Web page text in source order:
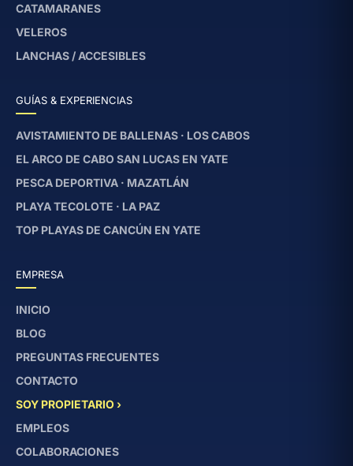
CATAMARANES
VELEROS
LANCHAS / ACCESIBLES
GUÍAS & EXPERIENCIAS
AVISTAMIENTO DE BALLENAS · LOS CABOS
EL ARCO DE CABO SAN LUCAS EN YATE
PESCA DEPORTIVA · MAZATLÁN
PLAYA TECOLOTE · LA PAZ
TOP PLAYAS DE CANCÚN EN YATE
EMPRESA
INICIO
BLOG
PREGUNTAS FRECUENTES
CONTACTO
SOY PROPIETARIO ›
EMPLEOS
COLABORACIONES